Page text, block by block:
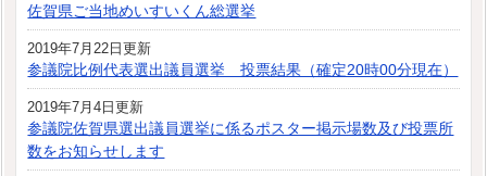
佐賀県ご当地めいすいくん総選挙
2019年7月22日更新
参議院比例代表選出議員選挙 投票結果（確定20時00分現在）
2019年7月4日更新
参議院佐賀県選出議員選挙に係るポスター掲示場数及び投票所
数をお知らせします